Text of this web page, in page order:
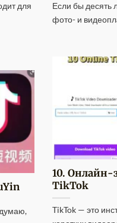
для
Если бы десять
фото- и
10. Онлайн-
TikTok
TikTok — это